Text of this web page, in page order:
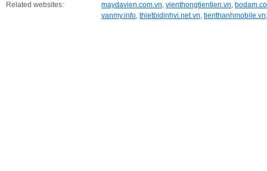
Related websites: maydavien.com.vn, vienthongtientien.vn,
vanmy.info, thietbidinhvi.net.vn, tienthanhmobile.vn